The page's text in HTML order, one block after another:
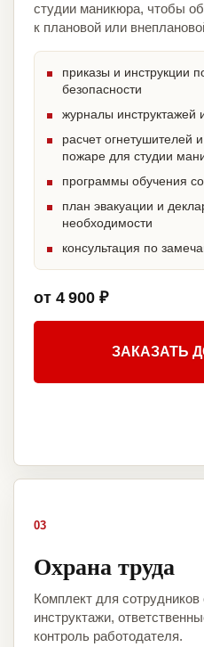
студии маникюра, чтобы
к плановой или
приказы и инструкции
безопасности
журналы инструктажей
расчет огнетушителей
пожаре для студии
программы обучения
план эвакуации и
необходимости
консультация по
от 4 900 ₽
ЗАКАЗАТЬ
03
Охрана труда
Комплект для
инструктажи,
контроль работодателя.